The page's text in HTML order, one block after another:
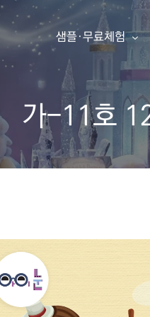
샘플·무료체험
동화
동요
아이눈 소개
가-11호